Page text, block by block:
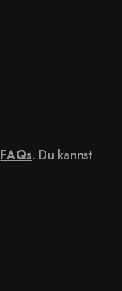
FAQs. Du kannst